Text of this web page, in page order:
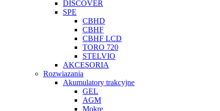
DISCOVER
SPE
CBHD
CBHF
CBHF LCD
TORO 720
STELVIO
AKCESORIA
Rozwiazania
Akumulatory trakcyjne
GEL
AGM
Mokre